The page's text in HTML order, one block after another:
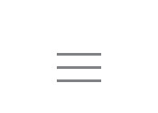
Menu